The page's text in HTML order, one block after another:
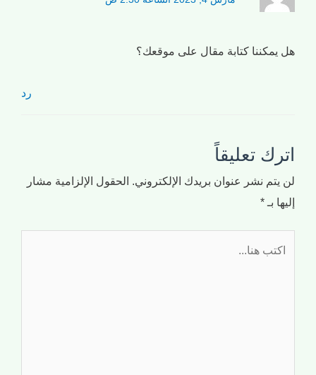
هل يمكننا كتابة مقال على موقعك؟
رد
اترك تعليقاً
لن يتم نشر عنوان بريدك الإلكتروني. الحقول الإلزامية مشار
إليها بـ *